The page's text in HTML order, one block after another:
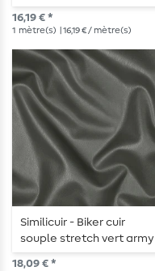
16,19 € *
1 mètre(s) | 16,19 € / mètre(s)
Similicuir - Biker cuir
souple stretch vert army
18,09 € *